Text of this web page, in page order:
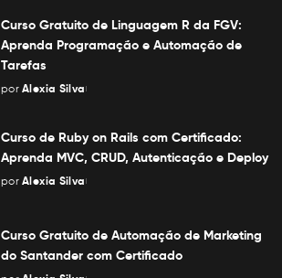
Curso Gratuito de Linguagem R da FGV:
Aprenda Programação e Automação de
Tarefas
Posted
por Alexia Silva
Curso de Ruby on Rails com Certificado:
Aprenda MVC, CRUD, Autenticação e Deploy
Posted
por Alexia Silva
Curso Gratuito de Automação de Marketing
do Santander com Certificado